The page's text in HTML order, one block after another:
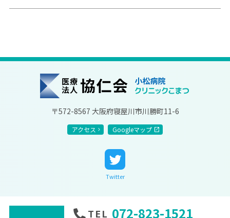
〒572-8567 大阪府寝屋川市川勝町11-6
アクセス Googleマップ
Twitter
TEL 072-823-1521